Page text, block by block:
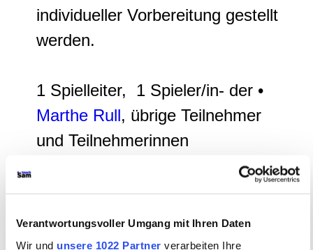
Verantwortungsvoller Umgang mit Ihren Daten
Wir und unsere 1022 Partner verarbeiten Ihre
individueller Vorbereitung gestellt
werden.
1 Spielleiter, 1 Spieler/in- der •
Marthe Rull, übrige Teilnehmer
und Teilnehmerinnen